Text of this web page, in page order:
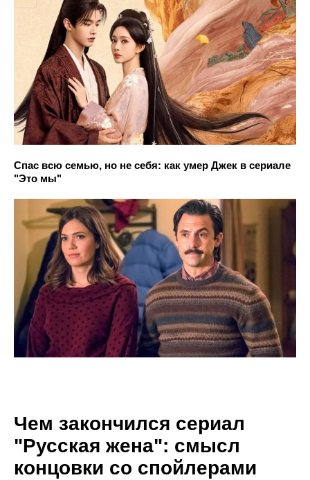
Спас всю семью, но не себя: как умер Джек в сериале
"Это мы"
Чем закончился сериал
"Русская жена": смысл
концовки со спойлерами